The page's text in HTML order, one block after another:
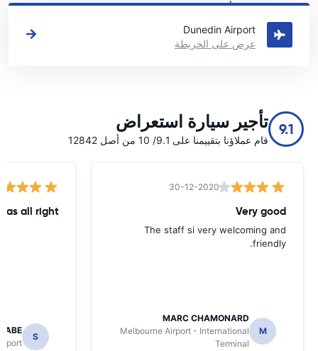
اطلع على مواقع تأجير السيارات الرئيسية لدينا في Dunedin
Dunedin Airport
عرض على الخريطة
9.1 تأجير سيارة استعراض
قام عملاؤنا بتقييمنا على 9.1/ 10 من أصل 12842
30-12-2020
Very good
The staff si very welcoming and
friendly.
M
MARC CHAMONARD
Melbourne Airport - International
Terminal
all right
S